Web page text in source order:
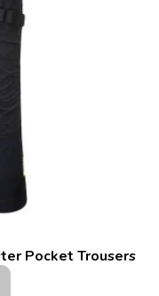
Pocket Trousers